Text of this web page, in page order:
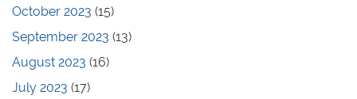
October 2023 (15)
September 2023 (13)
August 2023 (16)
July 2023 (17)